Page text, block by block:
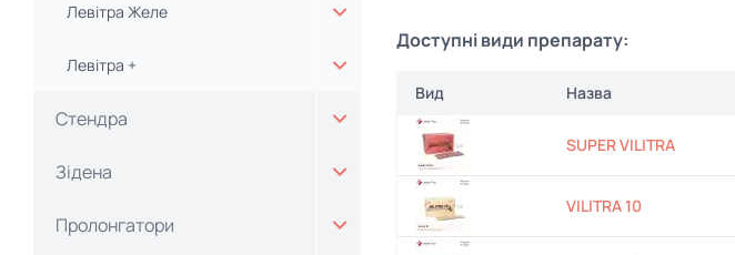
Левітра Желе
Левітра +
Стендра
Зідена
Пролонгатори
Доступні види препарату:
Вид Назва
SUPER VILITRA
VILITRA 10